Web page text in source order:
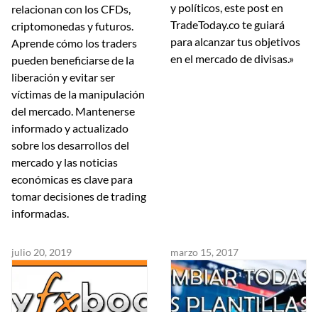
relacionan con los CFDs,
criptomonedas y futuros.
Aprende cómo los traders
pueden beneficiarse de la
liberación y evitar ser
víctimas de la manipulación
del mercado. Mantenerse
informado y actualizado
sobre los desarrollos del
mercado y las noticias
económicas es clave para
tomar decisiones de trading
informadas.
y políticos, este post en
TradeToday.co te guiará
para alcanzar tus objetivos
en el mercado de divisas.»
julio 20, 2019 marzo 15, 2017